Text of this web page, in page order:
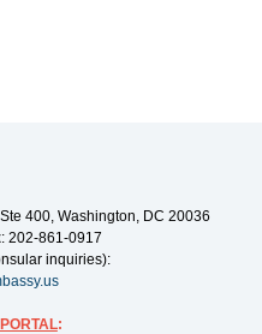
400, Washington, DC 20036
202-861-0917
inquiries):
: